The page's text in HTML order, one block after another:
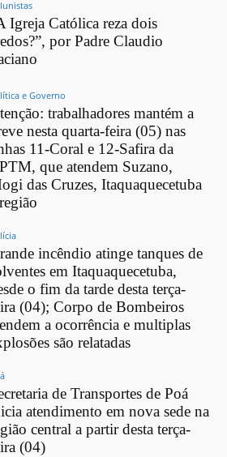
Igreja Católica reza dois
por Padre Claudio
e Governo
trabalhadores mantém a
nesta quarta-feira (05) nas
11-Coral e 12-Safira da
que atendem Suzano,
das Cruzes, Itaquaquecetuba
incêndio atinge tanques de
em Itaquaquecetuba,
o fim da tarde desta terça-
(04); Corpo de Bombeiros
a ocorrência e multiplas
são relatadas
de Transportes de Poá
atendimento em nova sede na
central a partir desta terça-
(04)